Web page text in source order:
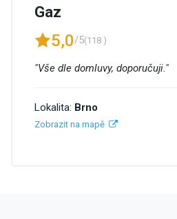
Gaz
5,0/5(118 )
"Vše dle domluvy, doporučuji."
Lokalita: Brno
Zobrazit na mapě